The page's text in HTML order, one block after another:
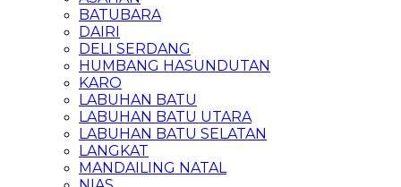
BATUBARA
DAIRI
DELI SERDANG
HUMBANG HASUNDUTAN
KARO
LABUHAN BATU
LABUHAN BATU UTARA
LABUHAN BATU SELATAN
LANGKAT
MANDAILING NATAL